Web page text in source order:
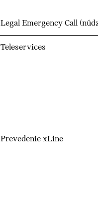
Legal Emergency Call
Teleservices
Prevedenie xLine